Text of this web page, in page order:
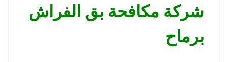
شركة مكافحة بق الفراش
برماح